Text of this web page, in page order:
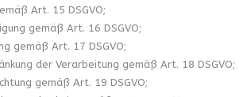
Art. 15 DSGVO;
gemäß Art. 16 DSGVO;
gemäß Art. 17 DSGVO;
der Verarbeitung gemäß Art. 18 DSGVO;
gemäß Art. 19 DSGVO;